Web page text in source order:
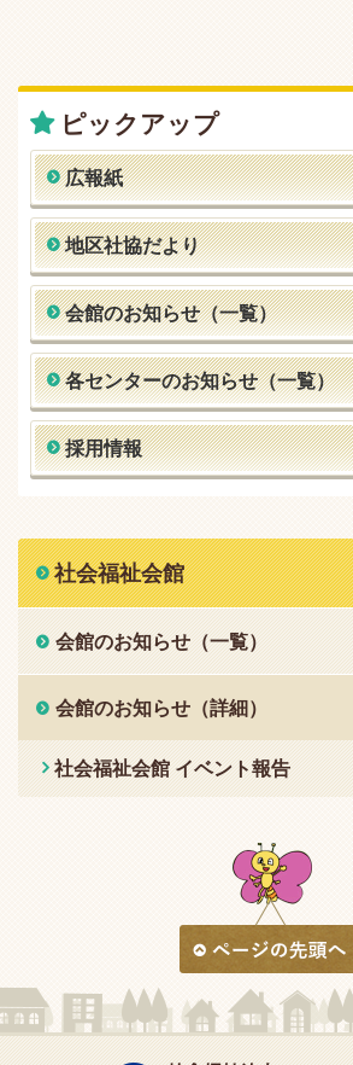
ピックアップ
広報紙
地区社協だより
会館のお知らせ（一覧）
各センターのお知らせ（一覧）
採用情報
社会福祉会館
会館のお知らせ（一覧）
会館のお知らせ（詳細）
社会福祉会館 イベント報告